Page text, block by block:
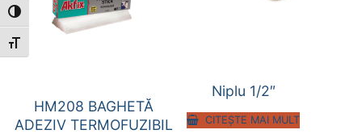
Toggle High Contrast
Toggle Font size
HM208 BAGHETĂ
ADEZIV TERMOFUZIBIL
Niplu 1/2″
CITEȘTE MAI MULT